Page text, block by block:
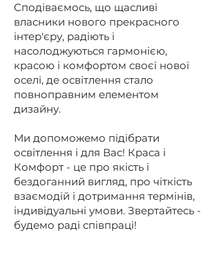
Сподіваємось, що щасливі
власники нового прекрасного
інтер'єру, радіють і
насолоджуються гармонією,
красою і комфортом своєї нової
оселі, де освітлення стало
повноправним елементом
дизайну.
Ми допоможемо підібрати
освітлення і для Вас! Краса і
Комфорт - це про якість і
бездоганний вигляд, про чіткість
взаємодій і дотримання термінів,
індивідуальні умови. Звертайтесь -
будемо раді співпраці!